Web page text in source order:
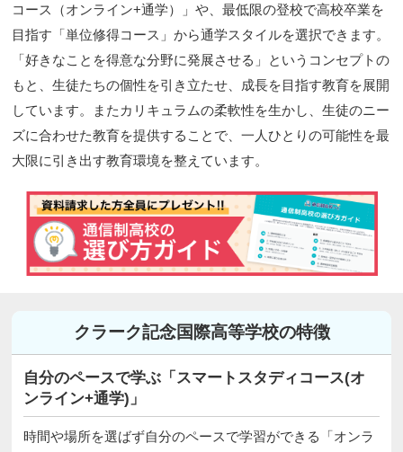
コース（オンライン+通学）」や、最低限の登校で高校卒業を
目指す「単位修得コース」から通学スタイルを選択できます。
「好きなことを得意な分野に発展させる」というコンセプトの
もと、生徒たちの個性を引き立たせ、成長を目指す教育を展開
しています。またカリキュラムの柔軟性を生かし、生徒のニー
ズに合わせた教育を提供することで、一人ひとりの可能性を最
大限に引き出す教育環境を整えています。
クラーク記念国際高等学校の特徴
自分のペースで学ぶ「スマートスタディコース(オ
ンライン+通学)」
時間や場所を選ばず自分のペースで学習ができる「オンラ